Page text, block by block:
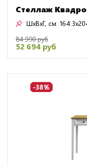
Стеллаж
ШxВxГ, см:
84 990 руб
52 694 руб
-38%